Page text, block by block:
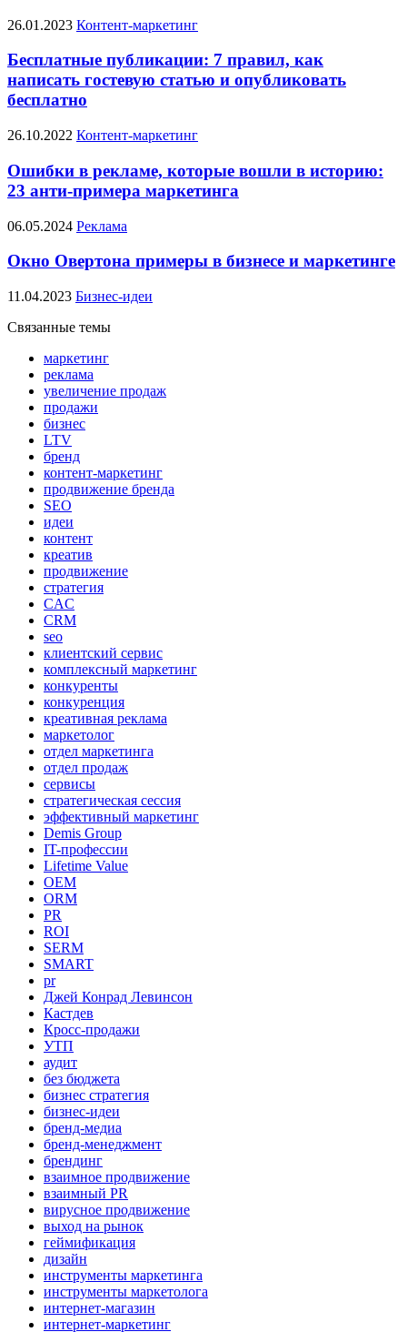
26.01.2023 Контент-маркетинг
Бесплатные публикации: 7 правил, как
написать гостевую статью и опубликовать
бесплатно
26.10.2022 Контент-маркетинг
Ошибки в рекламе, которые вошли в историю:
23 анти-примера маркетинга
06.05.2024 Реклама
Окно Овертона примеры в бизнесе и маркетинге
11.04.2023 Бизнес-идеи
Связанные темы
маркетинг
реклама
увеличение продаж
продажи
бизнес
LTV
бренд
контент-маркетинг
продвижение бренда
SEO
идеи
контент
креатив
продвижение
стратегия
CAC
CRM
seo
клиентский сервис
комплексный маркетинг
конкуренты
конкуренция
креативная реклама
маркетолог
отдел маркетинга
отдел продаж
сервисы
стратегическая сессия
эффективный маркетинг
Demis Group
IT-профессии
Lifetime Value
OEM
ORM
PR
ROI
SERM
SMART
pr
Джей Конрад Левинсон
Кастдев
Кросс-продажи
УТП
аудит
без бюджета
бизнес стратегия
бизнес-идеи
бренд-медиа
бренд-менеджмент
брендинг
взаимное продвижение
взаимный PR
вирусное продвижение
выход на рынок
геймификация
дизайн
инструменты маркетинга
инструменты маркетолога
интернет-магазин
интернет-маркетинг